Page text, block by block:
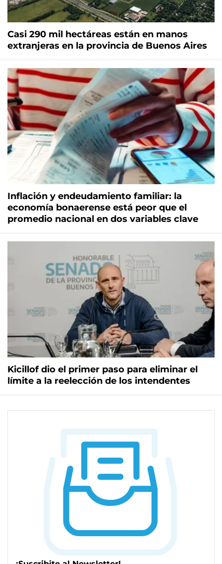
Casi 290 mil hectáreas están en manos
extranjeras en la provincia de Buenos Aires
Inflación y endeudamiento familiar: la
economía bonaerense está peor que el
promedio nacional en dos variables clave
Kicillof dio el primer paso para eliminar el
límite a la reelección de los intendentes